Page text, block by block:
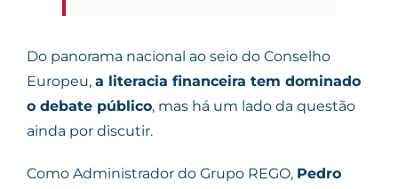
Do panorama nacional ao seio do Conselho
Europeu, a literacia financeira tem dominado
o debate público, mas há um lado da questão
ainda por discutir.
Como Administrador do Grupo REGO, Pedro